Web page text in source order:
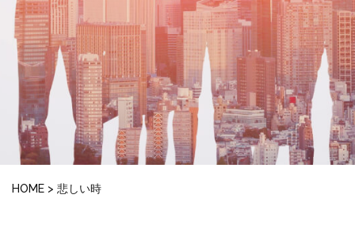
HOME > 悲しい時